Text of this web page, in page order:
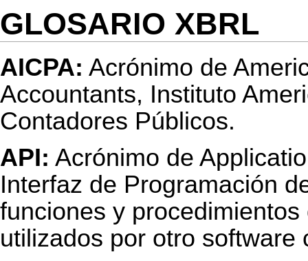
GLOSARIO XBRL
AICPA: Acrónimo de
Accountants, Instituto
Contadores Públicos.
API: Acrónimo de
Interfaz de Programación
funciones y
utilizados por otro